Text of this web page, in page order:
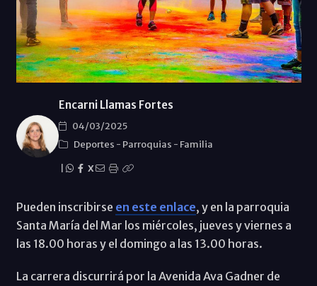
Encarni Llamas Fortes
04/03/2025
Deportes - Parroquias - Familia
X
Pueden inscribirse en este enlace, y en la parroquia
Santa María del Mar los miércoles, jueves y viernes a
las 18.00 horas y el domingo a las 13.00 horas.
La carrera discurrirá por la Avenida Ava Gadner de